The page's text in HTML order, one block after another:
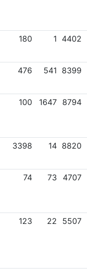
180 1 4402
476 541 8399
100 1647 8794
3398 14 8820
74 73 4707
123 22 5507